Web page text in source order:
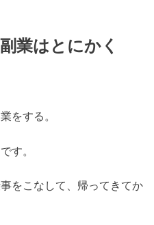
業はとにかく
をする。
す。
をこなして、帰ってきてか